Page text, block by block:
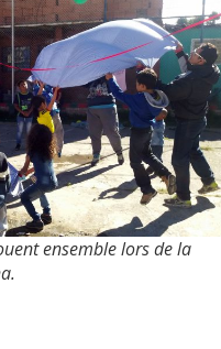
ensemble lors de la